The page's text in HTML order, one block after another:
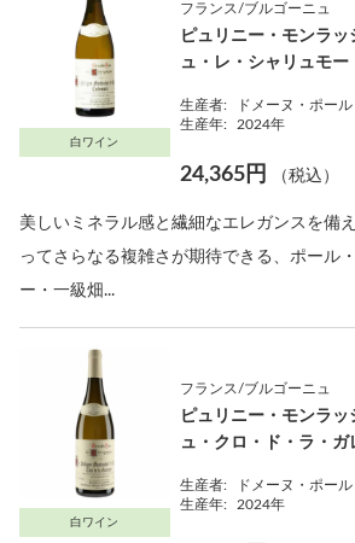
白ワイン
フランス/ブルゴーニュ
ピュリニー・モンラッ
ュ・レ・シャリュモー
生産者:
ドメーヌ・ポー
生産年:
2024年
24,365円 （税込）
美しいミネラル感と繊細なエレガンスを備
ってさらなる複雑さが期待できる、ポール
ー・一級畑...
白ワイン
フランス/ブルゴーニュ
ピュリニー・モンラッ
ュ・クロ・ド・ラ・ガ
生産者:
ドメーヌ・ポー
生産年:
2024年